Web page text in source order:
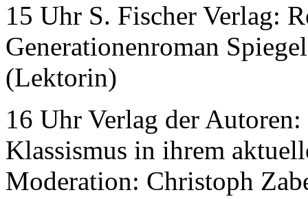
15 Uhr S. Fischer Verlag:
Generationenroman
(Lektorin)
16 Uhr Verlag der
Klassismus in ihrem
Moderation: Christoph